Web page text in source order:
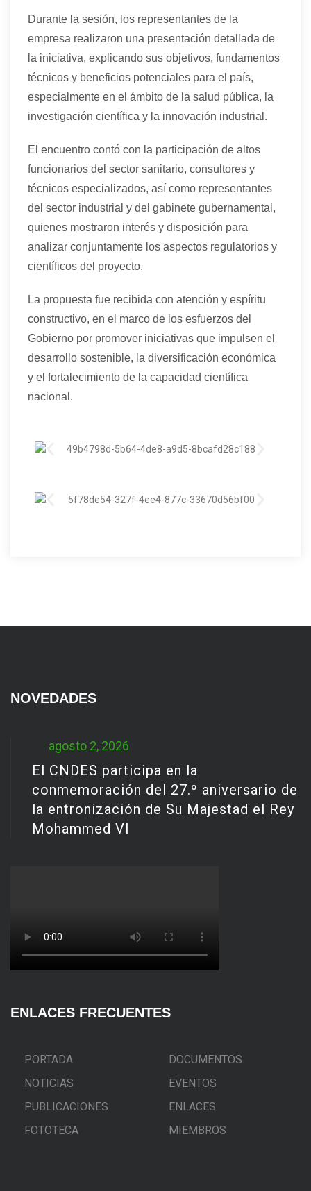
Durante la sesión, los representantes de la
empresa realizaron una presentación detallada de
la iniciativa, explicando sus objetivos, fundamentos
técnicos y beneficios potenciales para el país,
especialmente en el ámbito de la salud pública, la
investigación científica y la innovación industrial.
El encuentro contó con la participación de altos
funcionarios del sector sanitario, consultores y
técnicos especializados, así como representantes
del sector industrial y del gabinete gubernamental,
quienes mostraron interés y disposición para
analizar conjuntamente los aspectos regulatorios y
científicos del proyecto.
La propuesta fue recibida con atención y espíritu
constructivo, en el marco de los esfuerzos del
Gobierno por promover iniciativas que impulsen el
desarrollo sostenible, la diversificación económica
y el fortalecimiento de la capacidad científica
nacional.
NOVEDADES
agosto 2, 2026
El CNDES participa en la
conmemoración del 27.º aniversario de
la entronización de Su Majestad el Rey
Mohammed VI
ENLACES FRECUENTES
PORTADA
DOCUMENTOS
NOTICIAS
EVENTOS
PUBLICACIONES
ENLACES
FOTOTECA
MIEMBROS